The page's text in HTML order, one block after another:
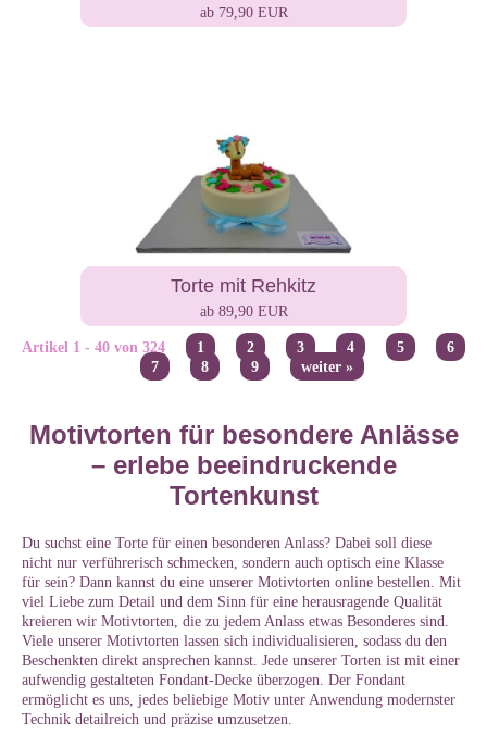
ab 79,90 EUR
Torte mit Rehkitz
ab 89,90 EUR
Artikel 1 - 40 von 324 1 2 3 4 5
6
7
8 9 weiter »
Motivtorten für besondere Anlässe
– erlebe beeindruckende
Tortenkunst
Du suchst eine Torte für einen besonderen Anlass? Dabei soll diese
nicht nur verführerisch schmecken, sondern auch optisch eine Klasse
für sein? Dann kannst du eine unserer Motivtorten online bestellen. Mit
viel Liebe zum Detail und dem Sinn für eine herausragende Qualität
kreieren wir Motivtorten, die zu jedem Anlass etwas Besonderes sind.
Viele unserer Motivtorten lassen sich individualisieren, sodass du den
Beschenkten direkt ansprechen kannst. Jede unserer Torten ist mit einer
aufwendig gestalteten Fondant-Decke überzogen. Der Fondant
ermöglicht es uns, jedes beliebige Motiv unter Anwendung modernster
Technik detailreich und präzise umzusetzen.